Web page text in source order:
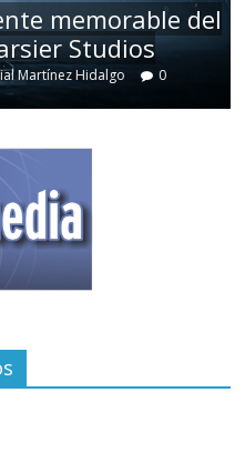
memorable del
Studios
Martínez Hidalgo 0